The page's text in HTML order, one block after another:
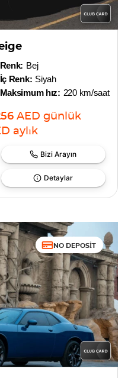
Renk: Bej
İç Renk: Siyah
Maksimum hız: 220 km/saat
AED günlük
aylık
Bizi Arayın
Detaylar
NO DEPOSIT